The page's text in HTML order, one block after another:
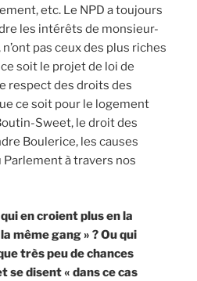
etc. Le NPD a toujours
les intérêts de monsieur-
pas ceux des plus riches
soit le projet de loi de
respect des droits des
ce soit pour le logement
Sweet, le droit des
Boulerice, les causes
à travers nos
en croient plus en la
même gang » ? Ou qui
très peu de chances
se disent « dans ce cas